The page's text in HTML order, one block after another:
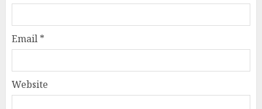
Email *
Website